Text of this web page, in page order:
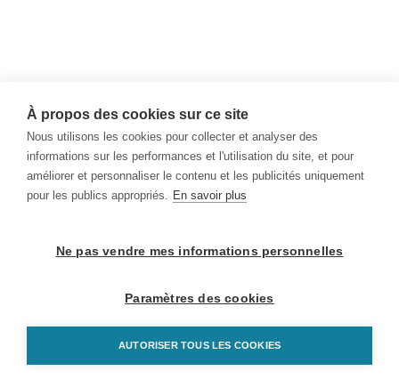
À propos des cookies sur ce site
Nous utilisons les cookies pour collecter et analyser des
informations sur les performances et l'utilisation du site, et pour
améliorer et personnaliser le contenu et les publicités uniquement
pour les publics appropriés. En savoir plus
Ne pas vendre mes informations personnelles
Paramètres des cookies
AUTORISER TOUS LES COOKIES